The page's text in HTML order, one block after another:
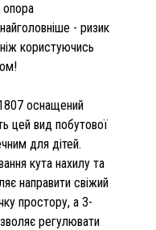
опора
- ризик
користуючись
оснащений
цей вид побутової
для дітей.
кута нахилу та
направити свіжий
простору, а 3-
регулювати